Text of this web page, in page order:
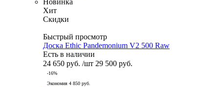
Хит
Скидки
Быстрый просмотр
Доска Ethic Pandemonium V2 500 Raw
Есть в наличии
24 650 руб. /шт 29 500 руб.
-16%
Экономия 4 850 руб.